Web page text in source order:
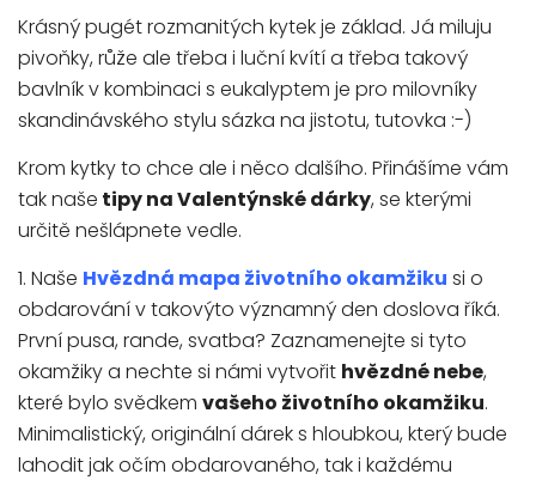
Krásný pugét rozmanitých kytek je základ. Já miluju
pivoňky, růže ale třeba i luční kvítí a třeba takový
bavlník v kombinaci s eukalyptem je pro milovníky
skandinávského stylu sázka na jistotu, tutovka :-)
Krom kytky to chce ale i něco dalšího. Přinášíme vám
tak naše tipy na Valentýnské dárky, se kterými
určitě nešlápnete vedle.
1. Naše Hvězdná mapa životního okamžiku si o
obdarování v takovýto významný den doslova říká.
První pusa, rande, svatba? Zaznamenejte si tyto
okamžiky a nechte si námi vytvořit hvězdné nebe,
které bylo svědkem vašeho životního okamžiku.
Minimalistický, originální dárek s hloubkou, který bude
lahodit jak očím obdarovaného, tak i každému